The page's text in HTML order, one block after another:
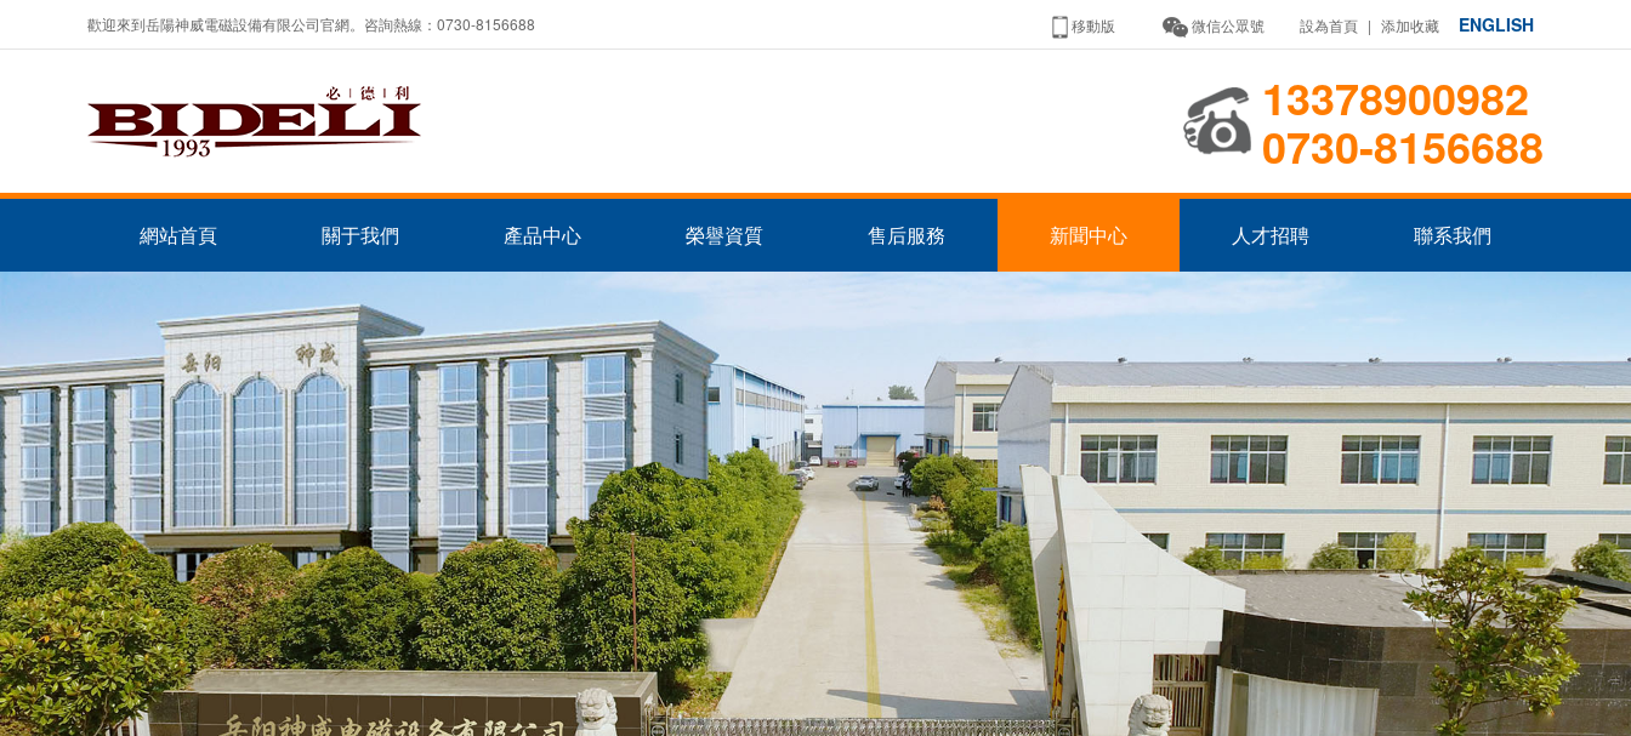
歡迎來到岳陽神威電磁設備有限公司官網。咨詢熱線：0730-8156688 移動版 微信公眾號 設為首頁 | 添加收藏 ENGLISH
13378900982
0730-8156688
網站首頁 關于我們 產品中心 榮譽資質 售后服務 新聞中心 人才招聘 聯系我們